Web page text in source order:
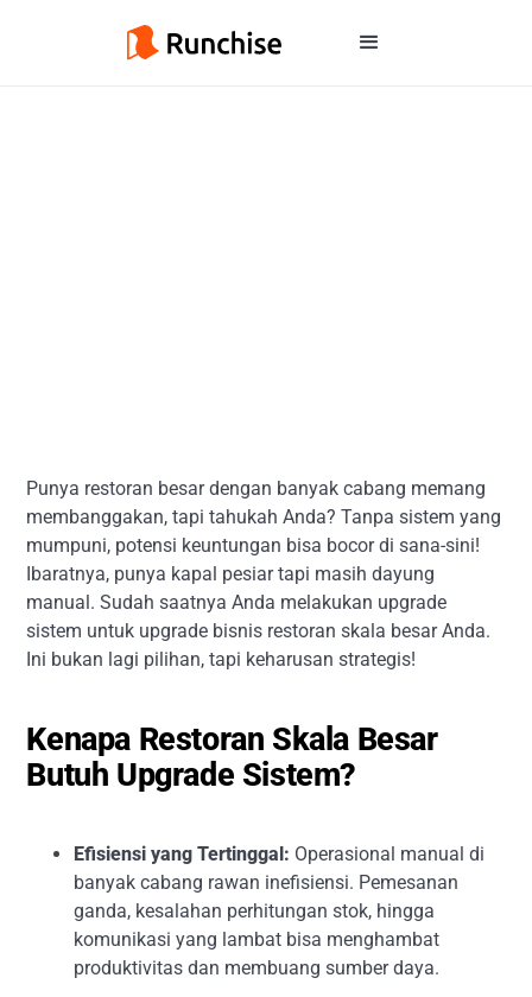
Punya restoran besar dengan banyak cabang memang
membanggakan, tapi tahukah Anda? Tanpa sistem yang
mumpuni, potensi keuntungan bisa bocor di sana-sini!
Ibaratnya, punya kapal pesiar tapi masih dayung
manual. Sudah saatnya Anda melakukan upgrade
sistem untuk upgrade bisnis restoran skala besar Anda.
Ini bukan lagi pilihan, tapi keharusan strategis!
Kenapa Restoran Skala Besar
Butuh Upgrade Sistem?
Efisiensi yang Tertinggal: Operasional manual di
banyak cabang rawan inefisiensi. Pemesanan
ganda, kesalahan perhitungan stok, hingga
komunikasi yang lambat bisa menghambat
produktivitas dan membuang sumber daya.